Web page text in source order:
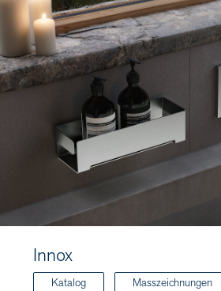
Innox
Katalog Masszeichnungen